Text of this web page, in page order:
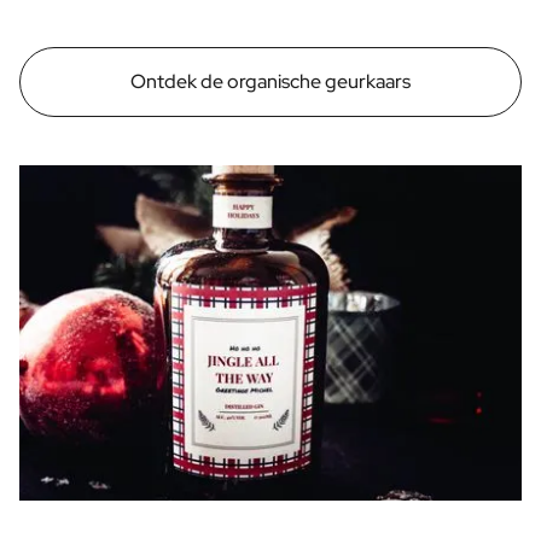
Secretaressedag Cadeau
Vaderdag Cadeau
Geboorte
Wil je mijn Peter Zijn Cadeau
Gender Reveal Cadeau
Originele Doopsuiker
Wil je mijn Getuige Zijn Cadeau
Huwelijksaanzoek Cadeau
Uitnodiging Huwelijk
Vrijgezellenfeest Inzamelactie
Huwelijksbedankje
Huwelijksverjaardag Cadeau
Proficiat met Jullie Huwelijk Cadeau
Tafelschikking Plaatskaartjes
Bericht op een cadeau
Ontdek de organische geurkaars